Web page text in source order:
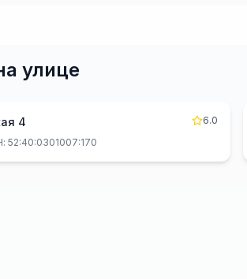
улице
4
6.0
52:40:0301007:170